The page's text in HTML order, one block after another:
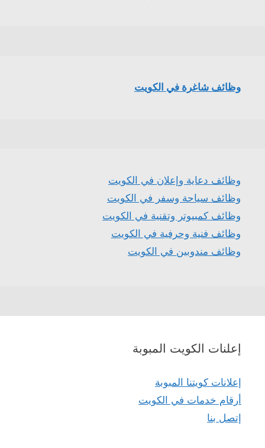
وظائف شاغرة في الكويت
وظائف دعاية وإعلان في الكويت
وظائف سياحة وسفر في الكويت
وظائف كمبيوتر وتقنية في الكويت
وظائف فنية وحرفية في الكويت
وظائف مندوبين في الكويت
إعلنات الكويت المبوبة
إعلانات كويتنا المبوبة
أرقام خدمات في الكويت
إتصل بنا